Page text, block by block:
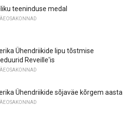
teeninduse medal
Ühendriikide lipu tõstmise
Reveille'is
Ühendriikide sõjaväe kõrgem aasta